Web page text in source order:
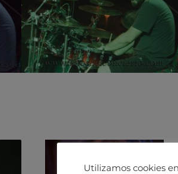
Utilizamos cookies